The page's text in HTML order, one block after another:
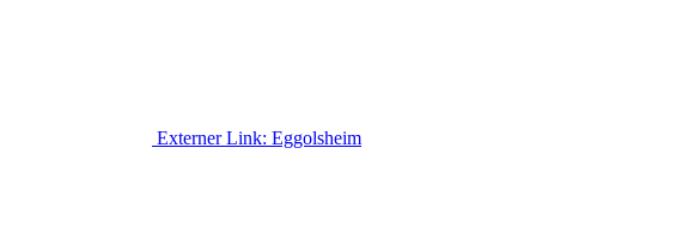
Externer Link: Eggolsheim